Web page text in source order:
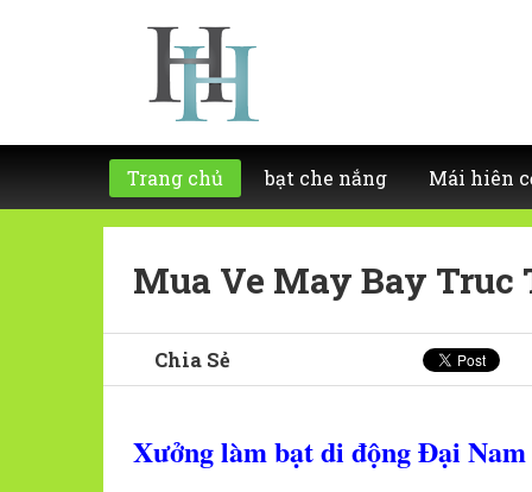
Trang chủ bạt che nắng Mái hiên
Mua Ve May Bay Truc
Chia Sẻ
Xưởng làm bạt di động Đại